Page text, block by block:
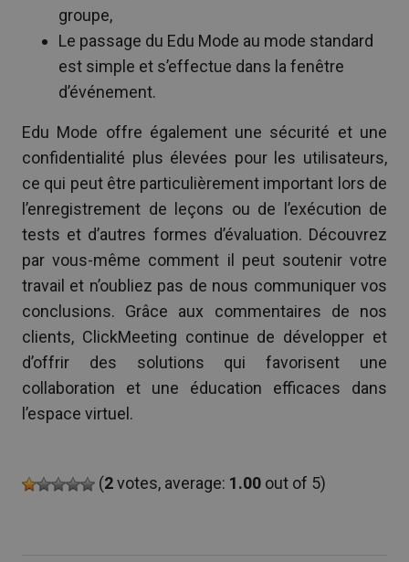
groupe,
Le passage du Edu Mode au mode standard
est simple et s’effectue dans la fenêtre
d’événement.
Edu Mode offre également une sécurité et une
confidentialité plus élevées pour les utilisateurs,
ce qui peut être particulièrement important lors de
l’enregistrement de leçons ou de l’exécution de
tests et d’autres formes d’évaluation. Découvrez
par vous-même comment il peut soutenir votre
travail et n’oubliez pas de nous communiquer vos
conclusions. Grâce aux commentaires de nos
clients, ClickMeeting continue de développer et
d’offrir des solutions qui favorisent une
collaboration et une éducation efficaces dans
l’espace virtuel.
(2votes, average: 1.00 out of 5)